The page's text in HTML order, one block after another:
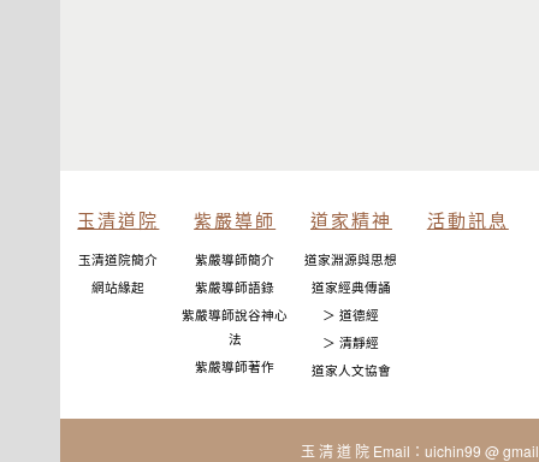
玉清道院
玉清道院簡介
網站緣起
紫嚴導師
紫嚴導師簡介
紫嚴導師語錄
紫嚴導師說谷神心
法
紫嚴導師著作
道家精神
道家淵源與思想
道家經典傳誦
＞ 道德經
＞ 清靜經
道家人文協會
活動訊息
玉 清 道 院 Email：uichin99 @